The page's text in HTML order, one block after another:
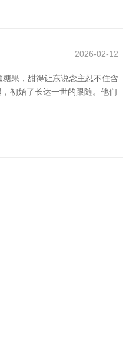
2026-02-12
果，甜得让东说念主忍不住含
初始了长达一世的跟随。他们